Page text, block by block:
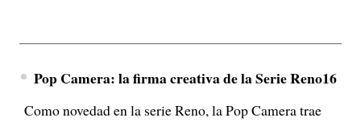
Pop Camera: la firma creativa de la Serie Reno16
Como novedad en la serie Reno, la Pop Camera trae